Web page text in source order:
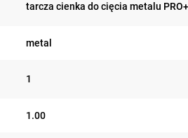
tarcza cienka do cięcia metalu PRO+
metal
1
1.00